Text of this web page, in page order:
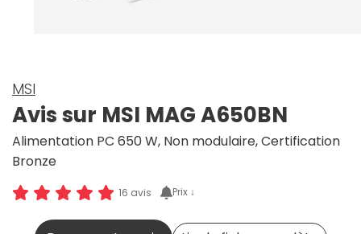
MSI
Avis sur MSI MAG A650BN
Alimentation PC 650 W, Non modulaire, Certification
Bronze
16 avis Prix ↓